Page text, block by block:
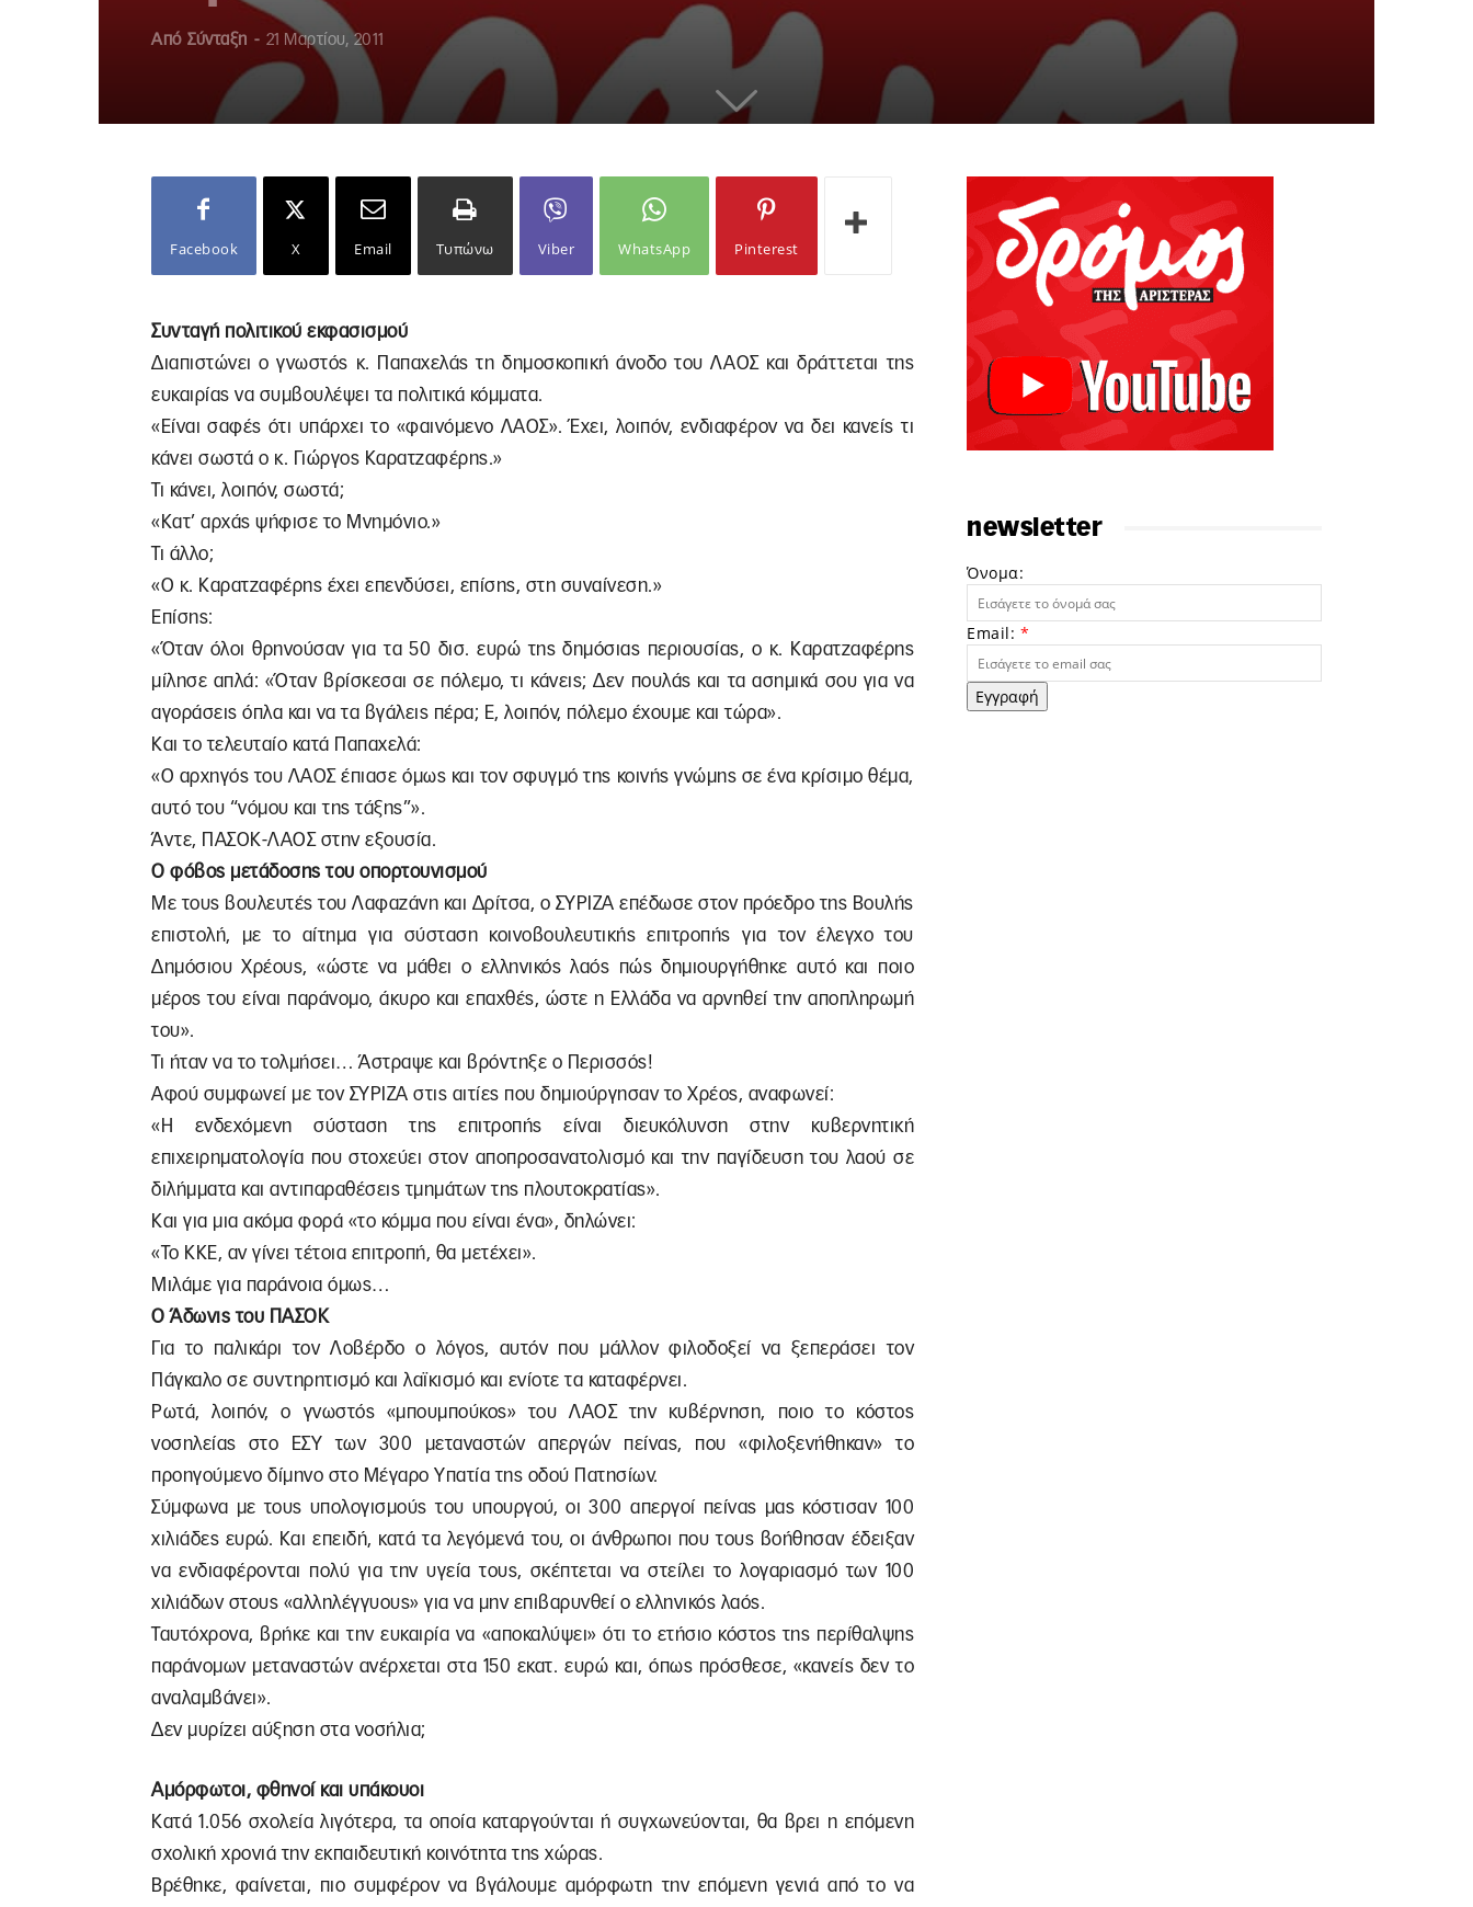
Από Σύνταξη - 21 Μαρτίου, 2011
Facebook X Email Τυπώνω Viber WhatsApp Pinterest
Συνταγή πολιτικού εκφασισμού
Διαπιστώνει ο γνωστός κ. Παπαχελάς τη δημοσκοπική άνοδο του ΛΑΟΣ και δράττεται της
ευκαιρίας να συμβουλέψει τα πολιτικά κόμματα.
«Είναι σαφές ότι υπάρχει το «φαινόμενο ΛΑΟΣ». Έχει, λοιπόν, ενδιαφέρον να δει κανείς τι
κάνει σωστά ο κ. Γιώργος Καρατζαφέρης.»
Τι κάνει, λοιπόν, σωστά;
«Κατ’ αρχάς ψήφισε το Μνημόνιο.»
Τι άλλο;
«Ο κ. Καρατζαφέρης έχει επενδύσει, επίσης, στη συναίνεση.»
Επίσης:
«Όταν όλοι θρηνούσαν για τα 50 δισ. ευρώ της δημόσιας περιουσίας, ο κ. Καρατζαφέρης
μίλησε απλά: «Όταν βρίσκεσαι σε πόλεμο, τι κάνεις; Δεν πουλάς και τα ασημικά σου για να
αγοράσεις όπλα και να τα βγάλεις πέρα; Ε, λοιπόν, πόλεμο έχουμε και τώρα».
Και το τελευταίο κατά Παπαχελά:
«Ο αρχηγός του ΛΑΟΣ έπιασε όμως και τον σφυγμό της κοινής γνώμης σε ένα κρίσιμο θέμα,
αυτό του “νόμου και της τάξης”».
Άντε, ΠΑΣΟΚ-ΛΑΟΣ στην εξουσία.
Ο φόβος μετάδοσης του οπορτουνισμού
Με τους βουλευτές του Λαφαζάνη και Δρίτσα, ο ΣΥΡΙΖΑ επέδωσε στον πρόεδρο της Βουλής
επιστολή, με το αίτημα για σύσταση κοινοβουλευτικής επιτροπής για τον έλεγχο του
Δημόσιου Χρέους, «ώστε να μάθει ο ελληνικός λαός πώς δημιουργήθηκε αυτό και ποιο
μέρος του είναι παράνομο, άκυρο και επαχθές, ώστε η Ελλάδα να αρνηθεί την αποπληρωμή
του».
Τι ήταν να το τολμήσει… Άστραψε και βρόντηξε ο Περισσός!
Αφού συμφωνεί με τον ΣΥΡΙΖΑ στις αιτίες που δημιούργησαν το Χρέος, αναφωνεί:
«Η ενδεχόμενη σύσταση της επιτροπής είναι διευκόλυνση στην κυβερνητική
επιχειρηματολογία που στοχεύει στον αποπροσανατολισμό και την παγίδευση του λαού σε
διλήμματα και αντιπαραθέσεις τμημάτων της πλουτοκρατίας».
Και για μια ακόμα φορά «το κόμμα που είναι ένα», δηλώνει:
«Το ΚΚΕ, αν γίνει τέτοια επιτροπή, θα μετέχει».
Μιλάμε για παράνοια όμως…
Ο Άδωνις του ΠΑΣΟΚ
Για το παλικάρι τον Λοβέρδο ο λόγος, αυτόν που μάλλον φιλοδοξεί να ξεπεράσει τον
Πάγκαλο σε συντηρητισμό και λαϊκισμό και ενίοτε τα καταφέρνει.
Ρωτά, λοιπόν, ο γνωστός «μπουμπούκος» του ΛΑΟΣ την κυβέρνηση, ποιο το κόστος
νοσηλείας στο ΕΣΥ των 300 μεταναστών απεργών πείνας, που «φιλοξενήθηκαν» το
προηγούμενο δίμηνο στο Μέγαρο Υπατία της οδού Πατησίων.
Σύμφωνα με τους υπολογισμούς του υπουργού, οι 300 απεργοί πείνας μας κόστισαν 100
χιλιάδες ευρώ. Και επειδή, κατά τα λεγόμενά του, οι άνθρωποι που τους βοήθησαν έδειξαν
να ενδιαφέρονται πολύ για την υγεία τους, σκέπτεται να στείλει το λογαριασμό των 100
χιλιάδων στους «αλληλέγγυους» για να μην επιβαρυνθεί ο ελληνικός λαός.
Ταυτόχρονα, βρήκε και την ευκαιρία να «αποκαλύψει» ότι το ετήσιο κόστος της περίθαλψης
παράνομων μεταναστών ανέρχεται στα 150 εκατ. ευρώ και, όπως πρόσθεσε, «κανείς δεν το
αναλαμβάνει».
Δεν μυρίζει αύξηση στα νοσήλια;
Αμόρφωτοι, φθηνοί και υπάκουοι
Κατά 1.056 σχολεία λιγότερα, τα οποία καταργούνται ή συγχωνεύονται, θα βρει η επόμενη
σχολική χρονιά την εκπαιδευτική κοινότητα της χώρας.
Βρέθηκε, φαίνεται, πιο συμφέρον να βγάλουμε αμόρφωτη την επόμενη γενιά από το να
newsletter
Όνομα:
Email: *
Εγγραφή